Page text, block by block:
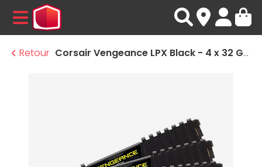
MENU
Retour
Corsair Vengeance LPX Black - 4 x 32 Go (128 Go) - DDR4 3200 MHz - CL16